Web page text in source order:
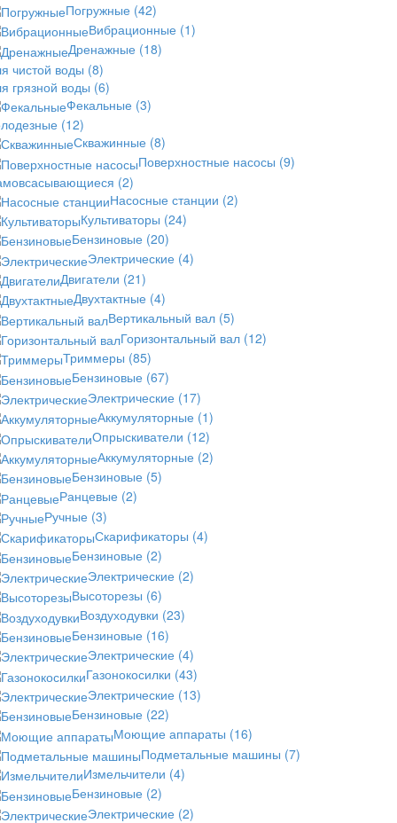
Погружные (42)
Вибрационные (1)
Дренажные (18)
чистой воды (8)
грязной воды (6)
Фекальные (3)
(12)
Скважинные (8)
Поверхностные насосы (9)
(2)
Насосные станции (2)
Культиваторы (24)
Бензиновые (20)
Электрические (4)
Двигатели (21)
Двухтактные (4)
Вертикальный вал (5)
Горизонтальный вал (12)
Триммеры (85)
Бензиновые (67)
Электрические (17)
Аккумуляторные (1)
Опрыскиватели (12)
Аккумуляторные (2)
Бензиновые (5)
Ранцевые (2)
Ручные (3)
Скарификаторы (4)
Бензиновые (2)
Электрические (2)
Высоторезы (6)
Воздуходувки (23)
Бензиновые (16)
Электрические (4)
Газонокосилки (43)
Электрические (13)
Бензиновые (22)
Моющие аппараты (16)
Подметальные машины (7)
Измельчители (4)
Бензиновые (2)
Электрические (2)